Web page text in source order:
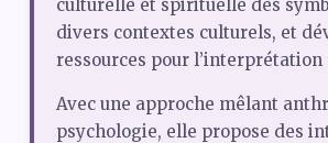
culturelle et spirituelle des
divers contextes culturels, et
ressources pour l’interprétation
Avec une approche mêlant
psychologie, elle propose des